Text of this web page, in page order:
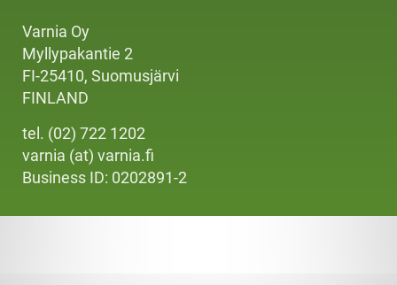
Varnia Oy
Myllypakantie 2
FI-25410, Suomusjärvi
FINLAND
tel. (02) 722 1202
varnia (at) varnia.fi
Business ID: 0202891-2